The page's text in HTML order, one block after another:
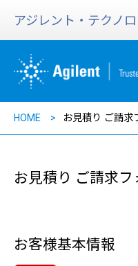
アジレント・テクノ
HOME お見積り ご請求
お見積り ご請求フ
お客様基本情報